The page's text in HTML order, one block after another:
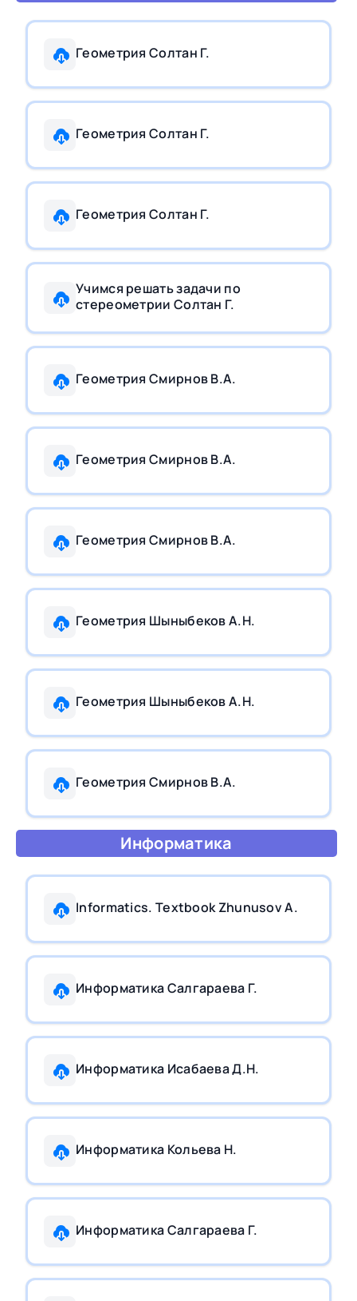
Геометрия Солтан Г.
Геометрия Солтан Г.
Геометрия Солтан Г.
Учимся решать задачи по
стереометрии Солтан Г.
Геометрия Смирнов В.А.
Геометрия Смирнов В.А.
Геометрия Смирнов В.А.
Геометрия Шыныбеков А.Н.
Геометрия Шыныбеков А.Н.
Геометрия Смирнов В.А.
Информатика
Informatics. Textbook Zhunusov A.
Информатика Салгараева Г.
Информатика Исабаева Д.Н.
Информатика Кольева Н.
Информатика Салгараева Г.